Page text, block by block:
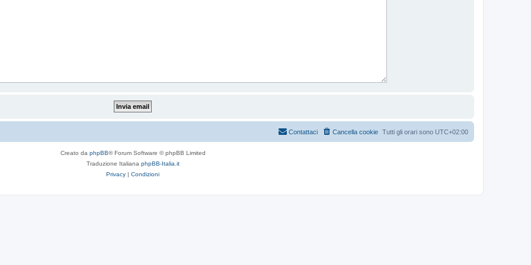
Tutti gli orari sono UTC+02:00
Cancella cookie
Contattaci
Creato da phpBB® Forum Software © phpBB Limited
Traduzione Italiana phpBB-Italia.it
Privacy | Condizioni